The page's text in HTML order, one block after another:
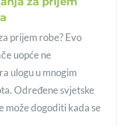
prijem robe? Evo
uopće ne
ulogu u mnogim
Određene svjetske
može dogoditi kada se